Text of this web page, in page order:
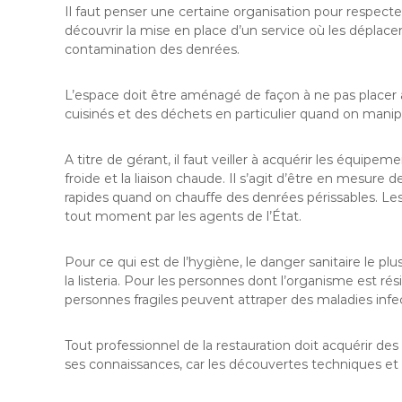
Il faut penser une certaine organisation pour
découvrir la mise en place d’un service où les
contamination des denrées.
L’espace doit être aménagé de façon à ne pas
cuisinés et des déchets en particulier quand on
A titre de gérant, il faut veiller à acquérir les
froide et la liaison chaude. Il s’agit d’être en
rapides quand on chauffe des denrées périssables.
tout moment par les agents de l’État.
Pour ce qui est de l’hygiène, le danger sanitaire le
la listeria. Pour les personnes dont l’organisme est
personnes fragiles peuvent attraper des maladies
Tout professionnel de la restauration doit acquérir
ses connaissances, car les découvertes techniques